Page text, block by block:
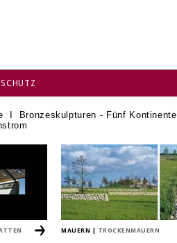
Bronzeskulpturen - Fünf Kontinente
MAUERN TROCKENMAUERN